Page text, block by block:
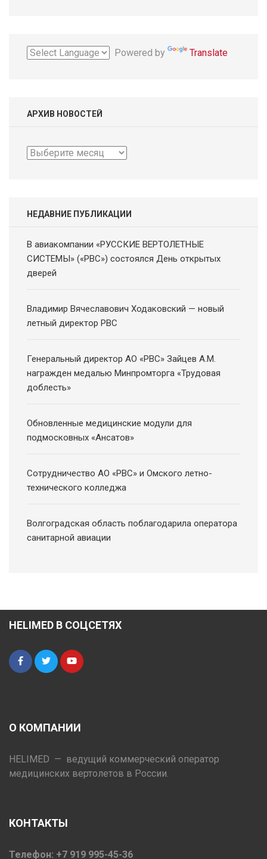
Powered by Translate
АРХИВ НОВОСТЕЙ
Архив
НЕДАВНИЕ ПУБЛИКАЦИИ
В авиакомпании «РУССКИЕ ВЕРТОЛЕТНЫЕ
СИСТЕМЫ» («РВС») состоялся День открытых
дверей
Владимир Вячеславович Ходаковский — новый
летный директор РВС
Генеральный директор АО «РВС» Зайцев А.М.
награжден медалью Минпромторга «Трудовая
доблесть»
Обновленные медицинские модули для
подмосковных «Ансатов»
Сотрудничество АО «РВС» и Омского летно-
технического колледжа
Волгоградская область поблагодарила оператора
санитарной авиации
HELIMED В СОЦСЕТЯХ
О КОМПАНИИ
HELIMED — ведущий коммерческий оператор
медицинских вертолетов в России.
КОНТАКТЫ
Телефон: +7 919 995-45-36